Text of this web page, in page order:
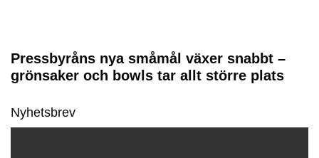
Pressbyråns nya småmål växer snabbt –
grönsaker och bowls tar allt större plats
Nyhetsbrev